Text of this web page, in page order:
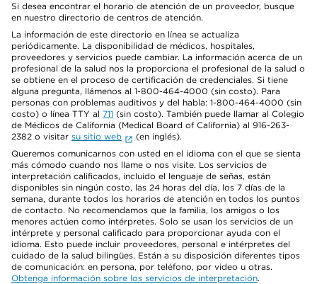
Si desea encontrar el horario de atención de un proveedor, busque
en nuestro directorio de centros de atención.
La información de este directorio en línea se actualiza
periódicamente. La disponibilidad de médicos, hospitales,
proveedores y servicios puede cambiar. La información acerca de un
profesional de la salud nos la proporciona el profesional de la salud o
se obtiene en el proceso de certificación de credenciales. Si tiene
alguna pregunta, llámenos al 1-800-464-4000 (sin costo). Para
personas con problemas auditivos y del habla: 1-800-464-4000 (sin
costo) o línea TTY al 711 (sin costo). También puede llamar al Colegio
de Médicos de California (Medical Board of California) al 916-263-
2382 o visitar su sitio web
(en inglés).
Queremos comunicarnos con usted en el idioma con el que se sienta
más cómodo cuando nos llame o nos visite. Los servicios de
interpretación calificados, incluido el lenguaje de señas, están
disponibles sin ningún costo, las 24 horas del día, los 7 días de la
semana, durante todos los horarios de atención en todos los puntos
de contacto. No recomendamos que la familia, los amigos o los
menores actúen como intérpretes. Solo se usan los servicios de un
intérprete y personal calificado para proporcionar ayuda con el
idioma. Esto puede incluir proveedores, personal e intérpretes del
cuidado de la salud bilingües. Están a su disposición diferentes tipos
de comunicación: en persona, por teléfono, por video u otras.
Obtenga información sobre los servicios de interpretación.